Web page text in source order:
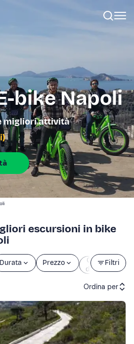
bike Napoli
migliori attività
escursioni in bike
Filtri
Durata Prezzo
Orario
d’inizio
Ordina per
Attività consigliate
Prezzo (crescente)